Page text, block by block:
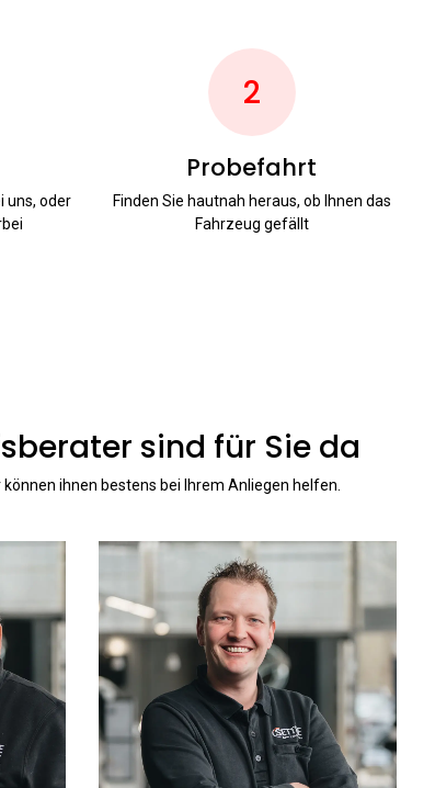
uns, oder
2
Probefahrt
Finden Sie hautnah heraus, ob Ihnen das
Fahrzeug gefällt
sind für Sie da
ihnen bestens bei Ihrem Anliegen helfen.